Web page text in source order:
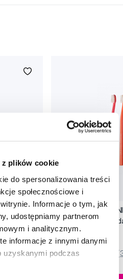
plików cookie
do spersonalizowania treści
społecznościowe i
Informacje o tym, jak
udostępniamy partnerom
i analitycznym.
informacje z innymi danymi
uzyskanymi podczas
pasta
Promocja
SWISSDENT
zębów Soft (2+1 za
44,90 Zł